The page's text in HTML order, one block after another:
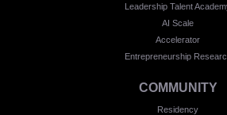
Leadership Talent
AI Scale
Accelerator
Entrepreneurship
COMMUNITY
Residency